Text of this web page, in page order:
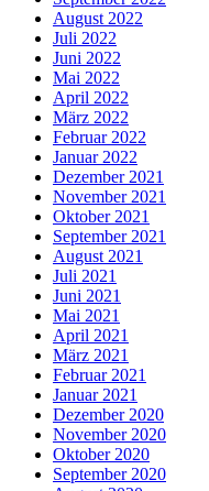
August 2022
Juli 2022
Juni 2022
Mai 2022
April 2022
März 2022
Februar 2022
Januar 2022
Dezember 2021
November 2021
Oktober 2021
September 2021
August 2021
Juli 2021
Juni 2021
Mai 2021
April 2021
März 2021
Februar 2021
Januar 2021
Dezember 2020
November 2020
Oktober 2020
September 2020